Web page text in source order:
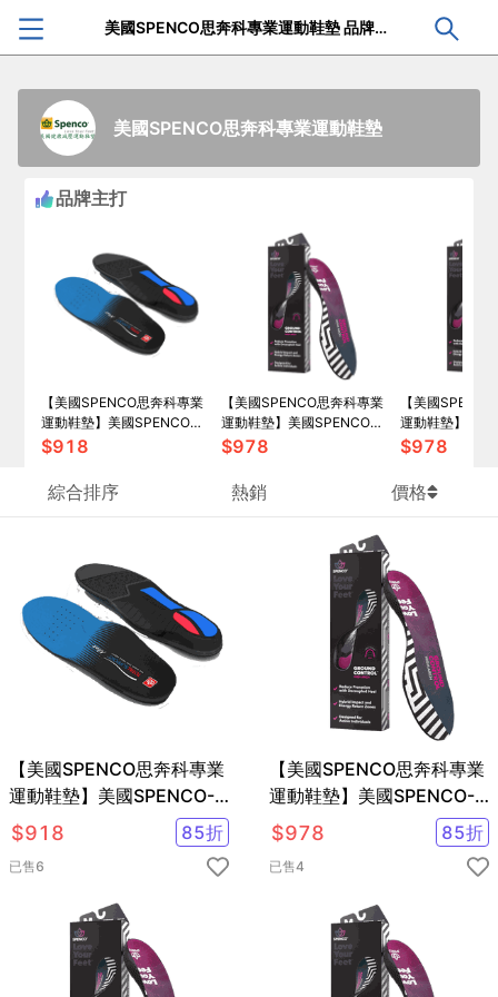
美國SPENCO思奔科專業運動鞋墊 品牌專頁
美國SPENCO思奔科專業運動鞋墊
品牌主打
【美國SPENCO思奔科專業
運動鞋墊】美國SPENCO-
TOTAL SUPPORT MAX 全
$918
【美國SPENCO思奔科專業
運動鞋墊】美國SPENCO-
足弓減壓鞋墊/高足弓鞋墊/
SP21784
$978
【美國
運動鞋墊】美
足弓減壓鞋墊/
墊SP21779
$978
綜合排序 熱銷 價格
【美國SPENCO思奔科專業
運動鞋墊】美國SPENCO-
TOTAL SUPPORT MAX 全
面支撐避震鞋墊SP21858
$918 85折
已售6
【美國SPENCO思奔科專業
運動鞋墊】美國SPENCO-
足弓減壓鞋墊/高足弓鞋墊/
足弓支撐鞋墊/高足弓鞋墊
SP21784
$978 85折
已售4